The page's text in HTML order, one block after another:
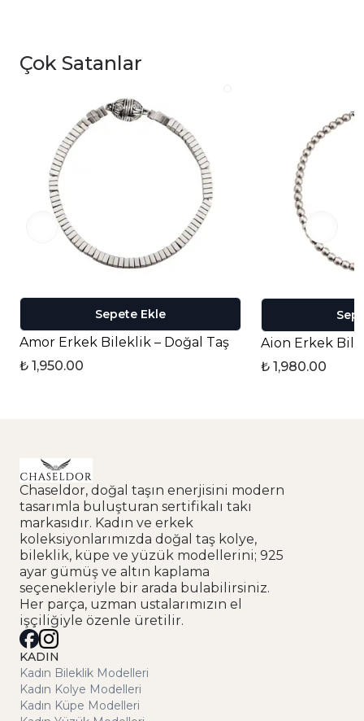
Çok Satanlar
Sepete Ekle
Amor Erkek Bileklik – Doğal Taş
₺ 1,950.00
Aion Erkek
₺ 1,980.00
Chaseldor, doğal taşın enerjisini modern
tasarımla buluşturan sertifikalı takı
markasıdır. Kadın ve erkek
koleksiyonlarımızda doğal taş kolye,
bileklik, küpe ve yüzük modellerini; 925
ayar gümüş ve altın kaplama
seçenekleriyle bir arada bulabilirsiniz.
Her parça, uzman ustalarımızın el
işçiliğiyle özenle üretilir.
KADIN
Kadın Bileklik Modelleri
Kadın Kolye Modelleri
Kadın Küpe Modelleri